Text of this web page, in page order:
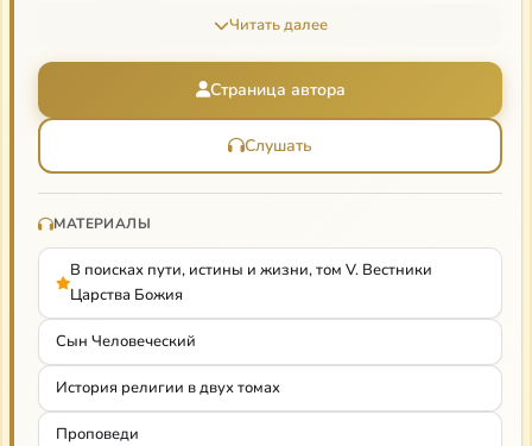
советских гонений его книги помогали людям
прорваться через атеистический дурман и найти
Христа как Господа и Спасителя. Его труды по
истории религии и поныне остаются лучшим
обзором нехристианских верований. Некоторые
упрекают его в том, что он чересчур
благорасположен к мистикам из других традиций,
но в этом отец Александр просто верен идее
постепенного Откровения Бога в языческом мире,
которое получило свое чистейшее и последнее
воплощение в Сыне Человеческом.
Читать далее
Страница автора
Слушать
МАТЕРИАЛЫ
В поисках пути, истины и жизни, том V. Вестники
Царства Божия
Сын Человеческий
История религии в двух томах
Проповеди